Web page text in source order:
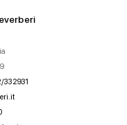
332931